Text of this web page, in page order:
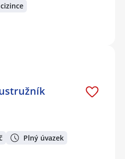
Plný úvazek